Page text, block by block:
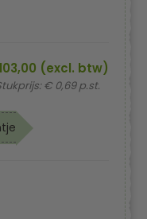
(excl. btw)
€ 0,69 p.st.